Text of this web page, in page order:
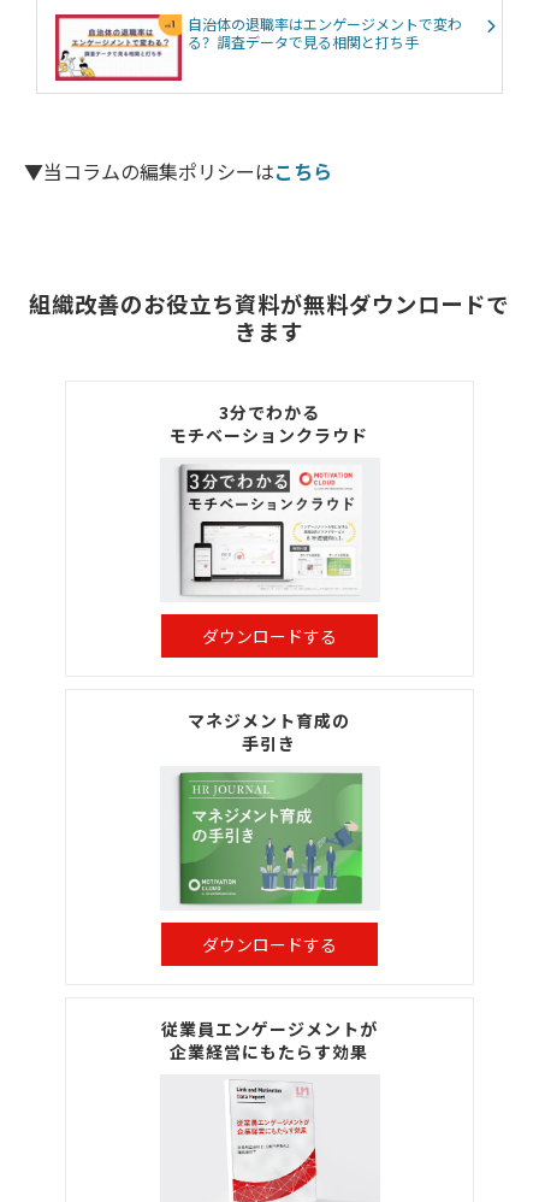
自治体の退職率はエンゲージメントで変わ
る？調査データで見る相関と打ち手
▼当コラムの編集ポリシーはこちら
組織改善のお役立ち資料が無料ダウンロードで
きます
3分でわかる
モチベーションクラウド
ダウンロードする
マネジメント育成の
手引き
ダウンロードする
従業員エンゲージメントが
企業経営にもたらす効果